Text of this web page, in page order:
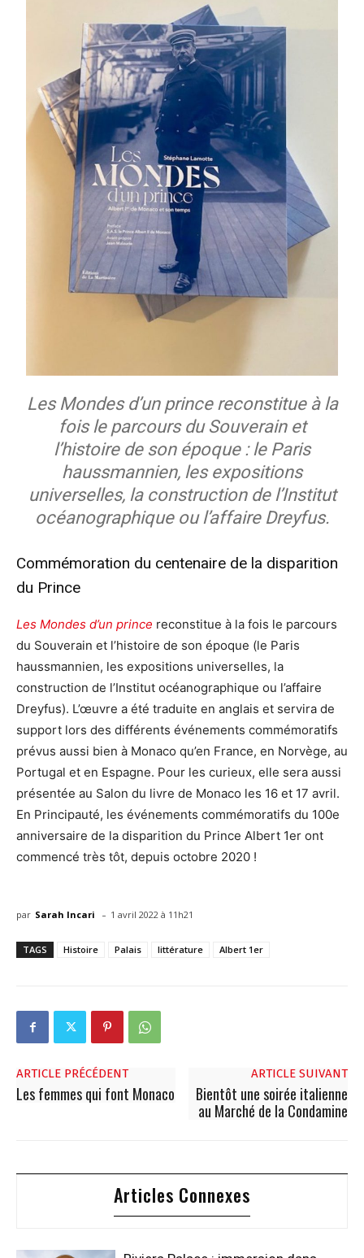
Les Mondes d’un princereconstitue à la
fois le parcours du Souverain et
l’histoire de son époque : le Paris
haussmannien, les expositions
universelles, la construction de l’Institut
océanographique ou l’affaire Dreyfus.
Commémoration du centenaire de la disparition
du Prince
Les Mondes d’un prince reconstitue à la fois le parcours
du Souverain et l’histoire de son époque (le Paris
haussmannien, les expositions universelles, la
construction de l’Institut océanographique ou l’affaire
Dreyfus). L’œuvre a été traduite en anglais et servira de
support lors des différents événements commémoratifs
prévus aussi bien à Monaco qu’en France, en Norvège, au
Portugal et en Espagne. Pour les curieux, elle sera aussi
présentée au Salon du livre de Monaco les 16 et 17 avril.
En Principauté, les événements commémoratifs du 100e
anniversaire de la disparition du Prince Albert 1er ont
commencé très tôt, depuis octobre 2020 !
par Sarah Incari - 1 avril 2022 à 11h21
TAGS Histoire Palais littérature Albert 1er
ARTICLE PRÉCÉDENT
Les femmes qui font Monaco
ARTICLE SUIVANT
Bientôt une soirée italienne
au Marché de la Condamine
Articles Connexes